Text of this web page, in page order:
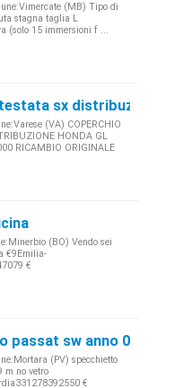
(MB) Tipo di
stagna taglia L
(solo 15 immersioni f ...
sx distribuzione
(VA) COPERCHIO
HONDA GL
RICAMBIO ORIGINALE
(BO) Vendo sei
€9Emilia-
€
passat sw anno 09 m no
(PV) specchietto
m no vetro
€